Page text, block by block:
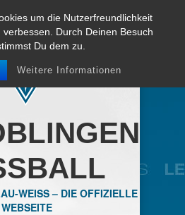
um die Nutzerfreundlichkeit
Durch Deinen Besuch
Du dem zu.
Weitere Informationen
WEISS – DIE OFFIZIELLE
WEBSEITE